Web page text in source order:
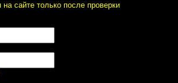
сайте только после проверки